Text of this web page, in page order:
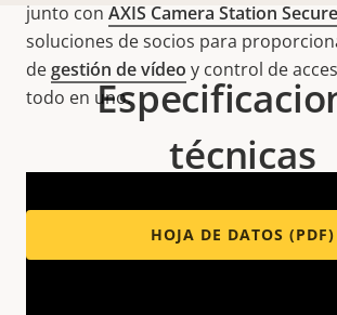
junto con AXIS Camera Station
soluciones de socios para
degestión de vídeo y control de
todo en uno.
técnicas
HOJA DE DATOS (PDF)